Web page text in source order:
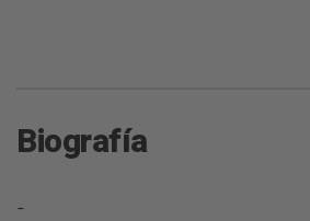
Biografía
-